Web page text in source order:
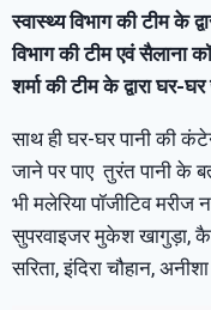
स्वास्थ्य विभाग की टीम के
विभाग की टीम एवं सैलाना
शर्मा की टीम के द्वारा घर-
साथ ही घर-घर पानी की
जाने पर पाए तुरंत पानी के
भी मलेरिया पॉजीटिव मरीज
सुपरवाइजर मुकेश खागुड़ा,
सरिता, इंदिरा चौहान,